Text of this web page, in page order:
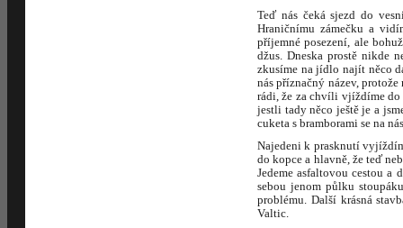
Teď nás čeká sjezd do
Hraničnímu zámečku a
příjemné posezení, ale
džus. Dneska prostě nikde
zkusíme na jídlo najít něco
nás příznačný název,
rádi, že za chvíli vjíždíme do
jestli tady něco ještě je a
cuketa s bramborami se na
Najedeni k prasknutí
do kopce a hlavně, že teď
Jedeme asfaltovou cestou
sebou jenom půlku
problému. Další krásná
Valtic.